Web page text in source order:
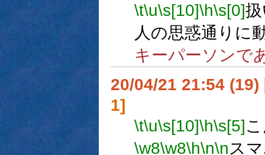
\t\u\s[10]\h\s[0]
人の思惑通りに
キーパーソンで
20/04/21 21:54 (19)
1]
\t\u\s[10]\h\s[5]
\w8\w8\h\n\nス